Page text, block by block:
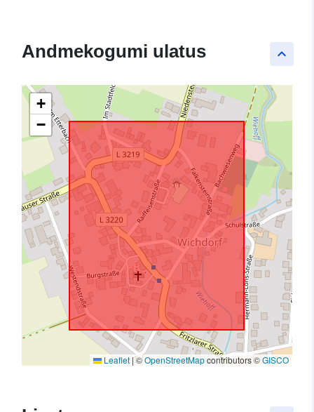
keyboard_arrow_up
Andmekogumi ulatus
+
−
Leaflet |©OpenStreetMapcontributors ©GISCO